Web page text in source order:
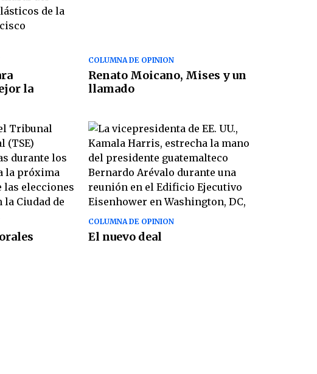
la
COLUMNA DE OPINION
Renato Moicano, Mises y un
llamado
COLUMNA DE OPINION
El nuevo deal